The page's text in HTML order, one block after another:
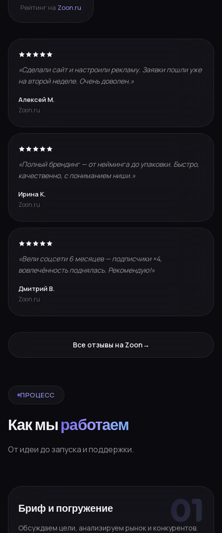
Рейтинг на Zoon.ru
«Сделали сайт и настроили рекламу. Заявки пошли уже
на второй неделе. Очень доволен.»
Алексей М.
Zoon.ru
«Полный брендинг — от нейминга до упаковки. Быстро,
качественно, с пониманием ниши.»
Ирина К.
Zoon.ru
«Вели соцсети 6 месяцев — подписчики ×4,
вовлечённость поднялась. Рекомендую!»
Дмитрий В.
Zoon.ru
Все отзывы на Zoon→
ПРОЦЕСС
Как мыработаем
От идеи до запуска и поддержки.
Бриф и погружение
Обсуждаем цели, анализируем рынок и конкурентов.